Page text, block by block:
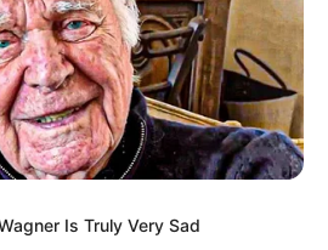
Is Truly Very Sad